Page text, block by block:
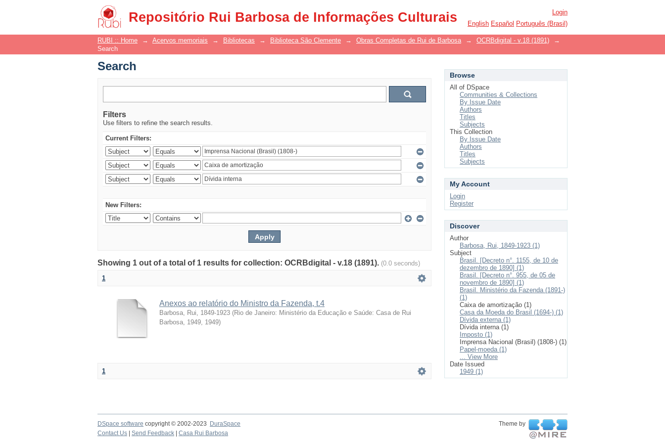
Repositório Rui Barbosa de Informações Culturais
Search
Login
English Español Português (Brasil)
RUBI :: Home → Acervos memoriais → Bibliotecas → Biblioteca São Clemente → Obras Completas de Rui de Barbosa → OCRBdigital - v.18 (1891)
→
Search
Search
Filters
Use filters to refine the search results.
Current Filters:
New Filters:
Showing 1 out of a total of 1 results for collection: OCRBdigital - v.18 (1891). (0.0 seconds)
1
Anexos ao relatório do Ministro da Fazenda, t.4
Barbosa, Rui, 1849-1923 (Rio de Janeiro: Ministério da Educação e Saúde: Casa de Rui
Barbosa, 1949, 1949)
1
Browse
All of DSpace
Communities & Collections
By Issue Date
Authors
Titles
Subjects
This Collection
By Issue Date
Authors
Titles
Subjects
My Account
Login
Register
Discover
Author
Barbosa, Rui, 1849-1923 (1)
Subject
Brasil. [Decreto n°. 1155, de 10 de
dezembro de 1890] (1)
Brasil. [Decreto n°. 955, de 05 de
novembro de 1890] (1)
Brasil. Ministério da Fazenda (1891-)
(1)
Caixa de amortização (1)
Casa da Moeda do Brasil (1694-) (1)
Dívida externa (1)
Dívida interna (1)
Imposto (1)
Imprensa Nacional (Brasil) (1808-) (1)
Papel-moeda (1)
... View More
Date Issued
1949 (1)
DSpace software copyright © 2002-2023 DuraSpace
Theme by
Contact Us
Send Feedback Casa Rui Barbosa